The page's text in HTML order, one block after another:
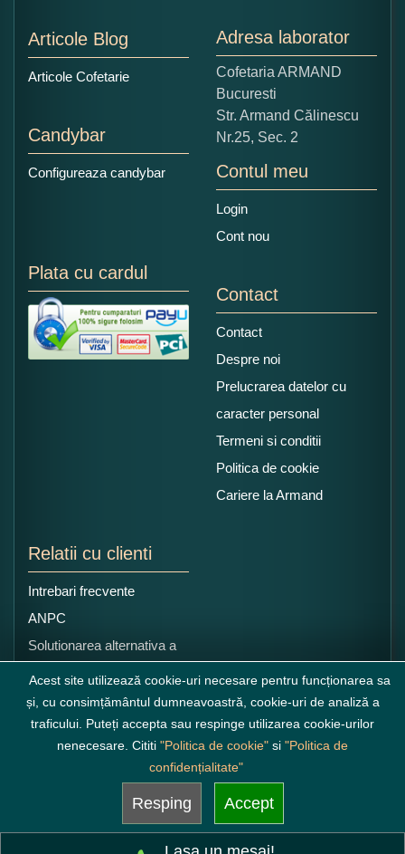
Copiati alaturi numarul din imagine:
Articole Blog
Articole Cofetarie
Candybar
Configureaza candybar
Adresa laborator
Cofetaria ARMAND
Bucuresti
Str. Armand Călinescu
Nr.25, Sec. 2
Contul meu
Login
Cont nou
Plata cu cardul
Contact
Contact
Despre noi
Prelucrarea datelor cu
caracter personal
Termeni si conditii
Politica de cookie
Cariere la Armand
Relatii cu clienti
Intrebari frecvente
ANPC
Solutionarea alternativa a
litigiilor
Acest site utilizează cookie-uri necesare pentru funcționarea sa
și, cu consimțământul dumneavoastră, cookie-uri de analiză a
traficului. Puteți accepta sau respinge utilizarea cookie-urilor
nenecesare. Cititi "Politica de cookie" si "Politica de
confidențialitate"
Resping Accept